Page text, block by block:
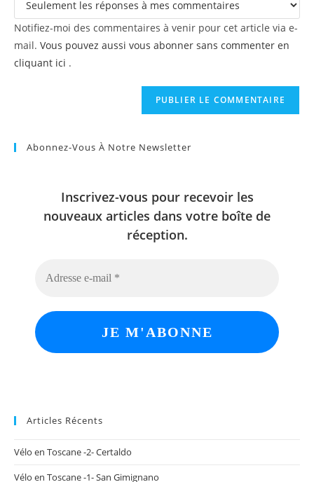
Notifiez-moi des commentaires à venir pour cet article via e-
mail. Vous pouvez aussi vous abonner sans commenter en
cliquant ici .
Abonnez-Vous À Notre Newsletter
Inscrivez-vous pour recevoir les
nouveaux articles dans votre boîte de
réception.
Articles Récents
Vélo en Toscane -2- Certaldo
Vélo en Toscane -1- San Gimignano